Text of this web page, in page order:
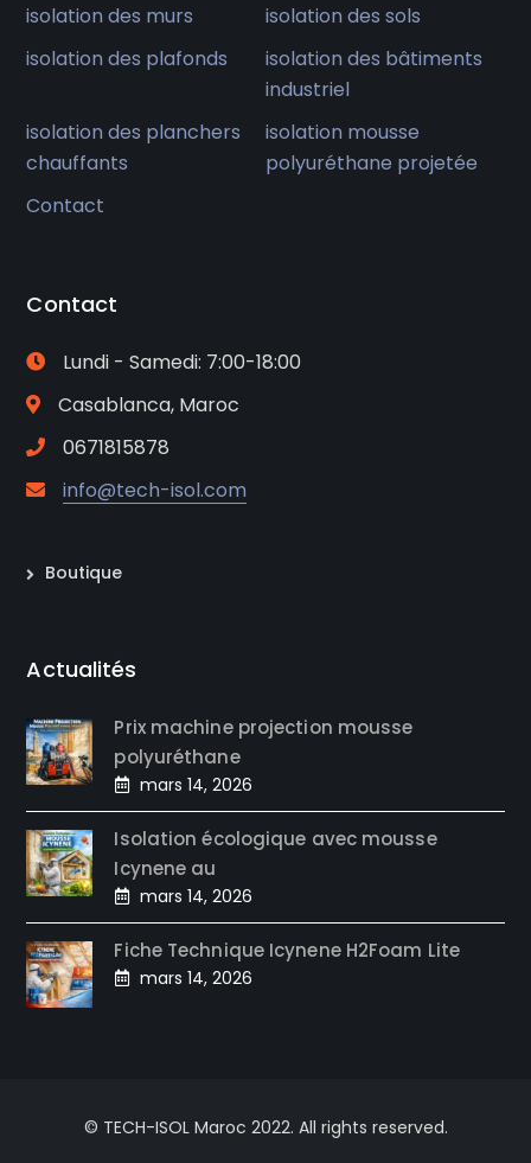
isolation des murs
isolation des sols
isolation des plafonds
isolation des bâtiments
industriel
isolation des planchers
chauffants
isolation mousse
polyuréthane projetée
Contact
Contact
Lundi - Samedi: 7:00-18:00
Casablanca, Maroc
0671815878
info@tech-isol.com
Boutique
Actualités
Prix machine projection mousse
polyuréthane
mars 14, 2026
Isolation écologique avec mousse
Icynene au
mars 14, 2026
Fiche Technique Icynene H2Foam Lite
mars 14, 2026
© TECH-ISOL Maroc 2022. All rights reserved.